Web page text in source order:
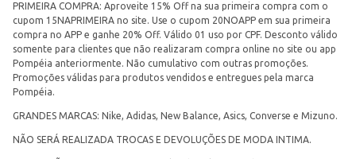
PRIMEIRA COMPRA: Aproveite 15% Off na sua primeira compra com o
cupom 15NAPRIMEIRA no site. Use o cupom 20NOAPP em sua primeira
compra no APP e ganhe 20% Off. Válido 01 uso por CPF. Desconto válido
somente para clientes que não realizaram compra online no site ou app
Pompéia anteriormente. Não cumulativo com outras promoções.
Promoções válidas para produtos vendidos e entregues pela marca
Pompéia.
GRANDES MARCAS: Nike, Adidas, New Balance, Asics, Converse e Mizuno.
NÃO SERÁ REALIZADA TROCAS E DEVOLUÇÕES DE MODA INTIMA.